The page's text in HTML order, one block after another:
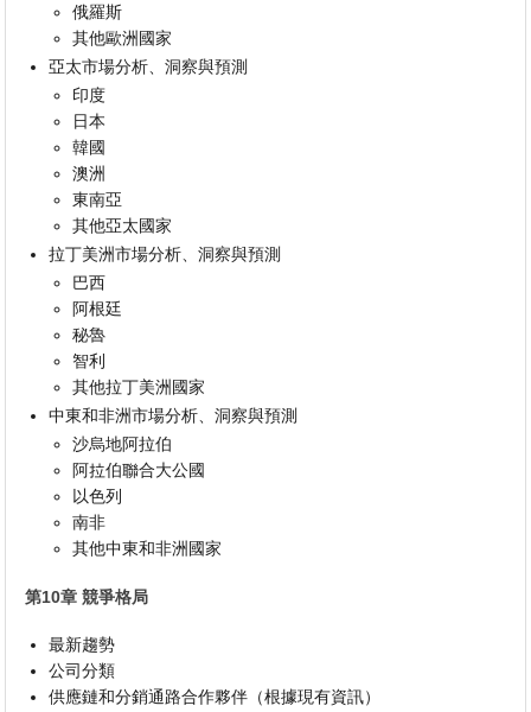
俄羅斯
其他歐洲國家
亞太市場分析、洞察與預測
印度
日本
韓國
澳洲
東南亞
其他亞太國家
拉丁美洲市場分析、洞察與預測
巴西
阿根廷
秘魯
智利
其他拉丁美洲國家
中東和非洲市場分析、洞察與預測
沙烏地阿拉伯
阿拉伯聯合大公國
以色列
南非
其他中東和非洲國家
第10章 競爭格局
最新趨勢
公司分類
供應鏈和分銷通路合作夥伴（根據現有資訊）